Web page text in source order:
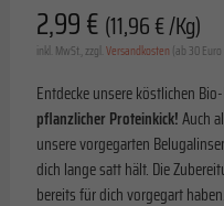
2,99 € (11,96 € /Kg)
inkl. MwSt., zzgl.Versandkosten (ab 30
Entdecke unsere köstlichen
pflanzlicher Proteinkick!Auch
unsere vorgegarten
dich lange satt hält. Die
bereits für dich vorgegart